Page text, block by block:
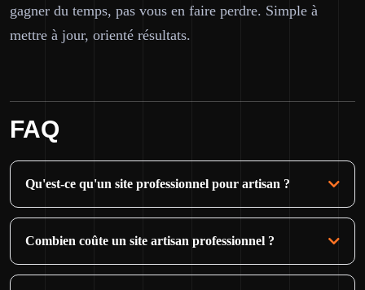
gagner du temps, pas vous en faire perdre. Simple à
mettre à jour, orienté résultats.
FAQ
Qu'est-ce qu'un site professionnel pour artisan ?
Combien coûte un site artisan professionnel ?